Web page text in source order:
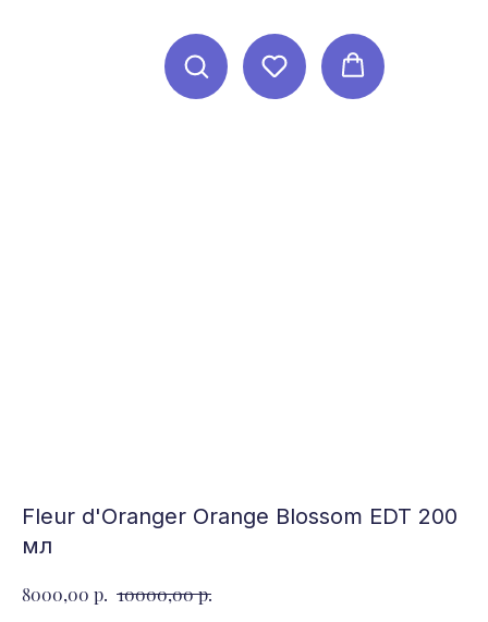
Fleur d'Oranger Orange Blossom EDT 200
мл
8000,00 р. 10000,00р.